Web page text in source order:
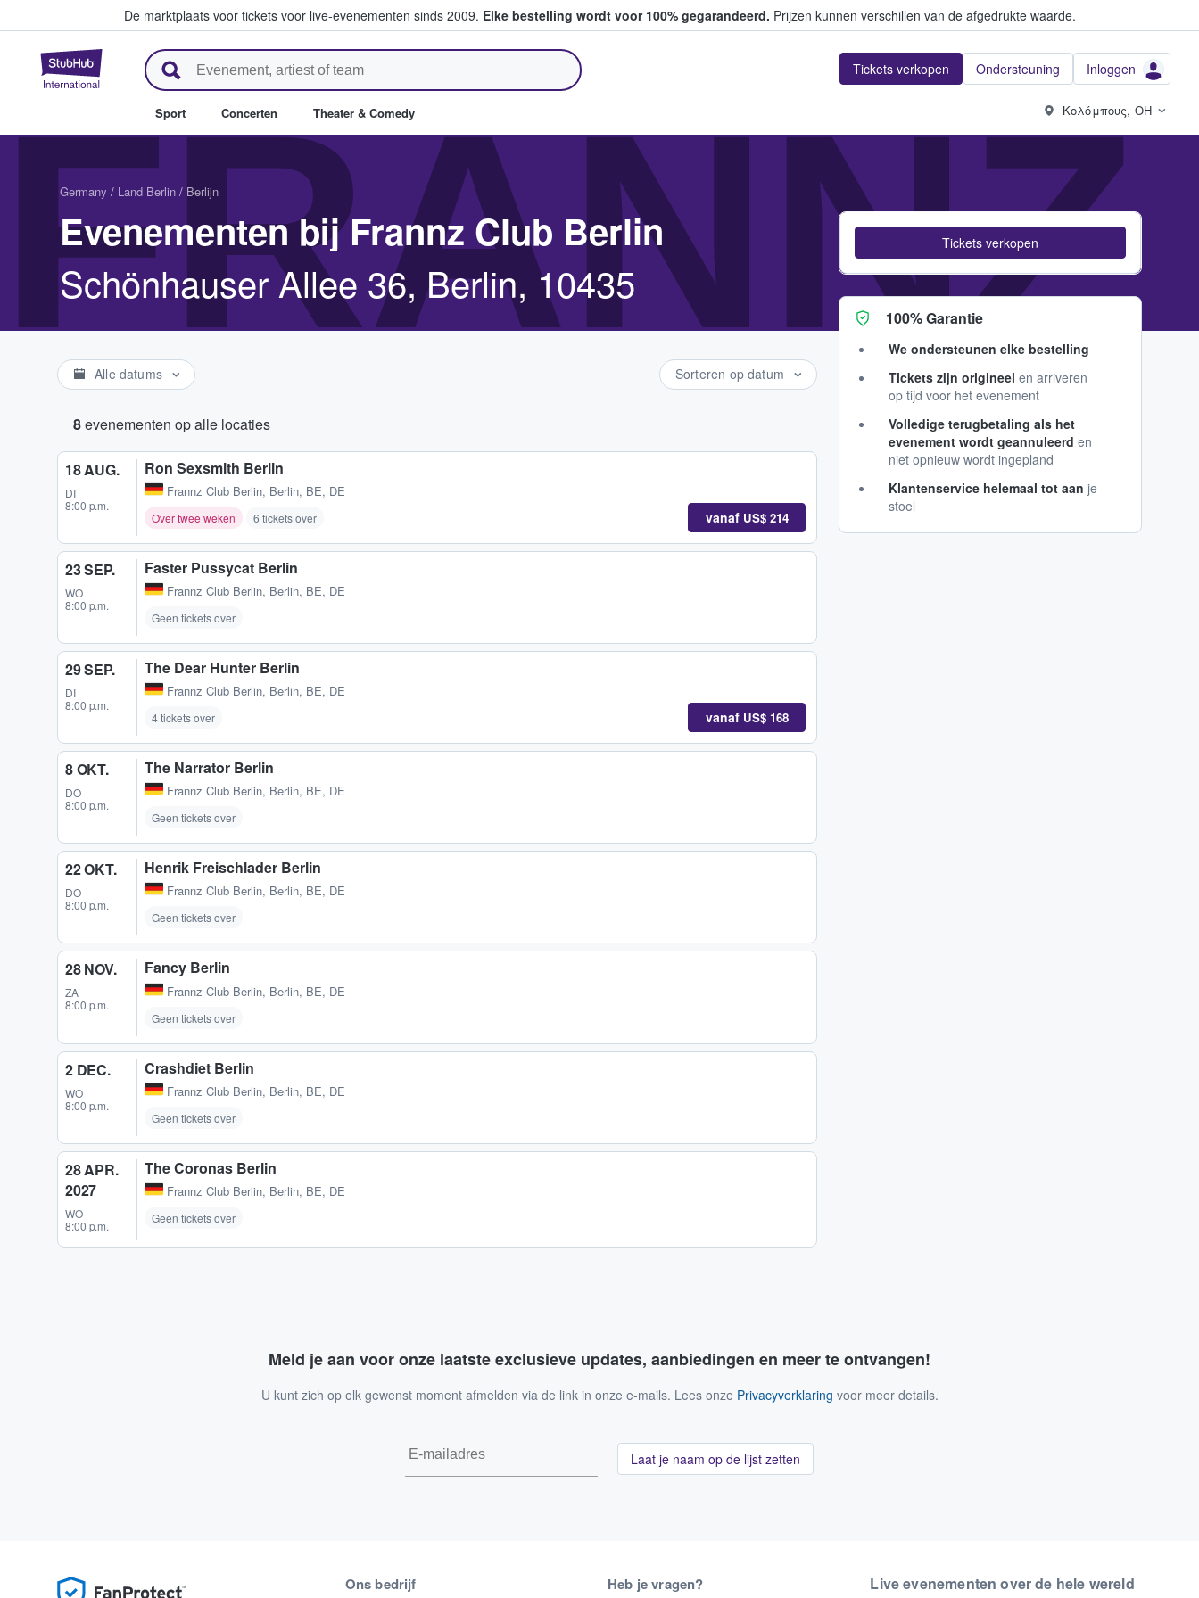
De marktplaats voor tickets voor live-evenementen sinds 2009. Elke bestelling wordt voor 100% gegarandeerd. Prijzen kunnen verschillen van de afgedrukte waarde.
StubHub: waar fans tickets kopen en verkopen Tickets verkopen Ondersteuning Inloggen
Sport Concerten Theater & Comedy Κολόμπους, OH
Germany / Land Berlin / Berlijn
Evenementen bij Frannz Club Berlin
Schönhauser Allee 36, Berlin, 10435
Alle datums Sorteren op datum
8evenementen op alle locaties
18 AUG.
DI
8:00 p.m.
Ron Sexsmith Berlin
Frannz Club Berlin, Berlin, BE, DE
Over twee weken 6 tickets over vanaf US$ 214
23 SEP.
WO
8:00 p.m.
Faster Pussycat Berlin
Frannz Club Berlin, Berlin, BE, DE
Geen tickets over
29 SEP.
DI
8:00 p.m.
The Dear Hunter Berlin
Frannz Club Berlin, Berlin, BE, DE
4 tickets over vanaf US$ 168
8 OKT.
DO
8:00 p.m.
The Narrator Berlin
Frannz Club Berlin, Berlin, BE, DE
Geen tickets over
22 OKT.
DO
8:00 p.m.
Henrik Freischlader Berlin
Frannz Club Berlin, Berlin, BE, DE
Geen tickets over
28 NOV.
ZA
8:00 p.m.
Fancy Berlin
Frannz Club Berlin, Berlin, BE, DE
Geen tickets over
2 DEC.
WO
8:00 p.m.
Crashdiet Berlin
Frannz Club Berlin, Berlin, BE, DE
Geen tickets over
28 APR.
2027
WO
8:00 p.m.
The Coronas Berlin
Frannz Club Berlin, Berlin, BE, DE
Geen tickets over
Tickets verkopen
100% Garantie
We ondersteunen elke bestelling
Tickets zijn origineel en arriveren
op tijd voor het evenement
Volledige terugbetaling als het
evenement wordt geannuleerd en
niet opnieuw wordt ingepland
Klantenservice helemaal tot aan je
stoel
Meld je aan voor onze laatste exclusieve updates, aanbiedingen en meer te ontvangen!
U kunt zich op elk gewenst moment afmelden via de link in onze e-mails. Lees onze Privacyverklaring voor meer details.
Laat je naam op de lijst zetten
Ons bedrijf Heb je vragen? Live evenementen over de hele wereld